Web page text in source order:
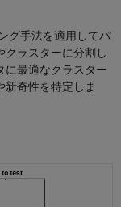
グ手法を適用してパ
クラスターに分割し
に最適なクラスター
奇性を特定しま